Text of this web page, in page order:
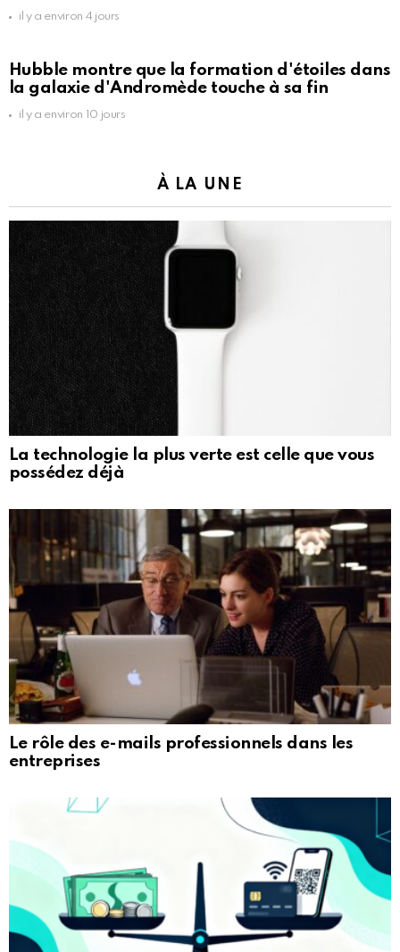
il y a environ 4 jours
Hubble montre que la formation d'étoiles dans
la galaxie d'Andromède touche à sa fin
il y a environ 10 jours
À LA UNE
La technologie la plus verte est celle que vous
possédez déjà
Le rôle des e-mails professionnels dans les
entreprises